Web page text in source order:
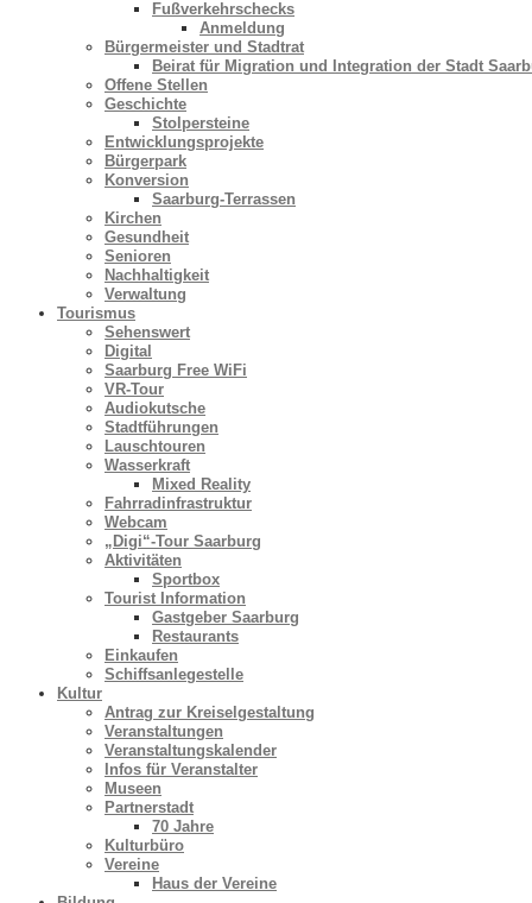
Fußverkehrschecks
Anmeldung
Bürgermeister und Stadtrat
Beirat für Migration und Integration der Stadt
Offene Stellen
Geschichte
Stolpersteine
Entwicklungsprojekte
Bürgerpark
Konversion
Saarburg-Terrassen
Kirchen
Gesundheit
Senioren
Nachhaltigkeit
Verwaltung
Tourismus
Sehenswert
Digital
Saarburg Free WiFi
VR-Tour
Audiokutsche
Stadtführungen
Lauschtouren
Wasserkraft
Mixed Reality
Fahrradinfrastruktur
Webcam
„Digi“-Tour Saarburg
Aktivitäten
Sportbox
Tourist Information
Gastgeber Saarburg
Restaurants
Einkaufen
Schiffsanlegestelle
Kultur
Antrag zur Kreiselgestaltung
Veranstaltungen
Veranstaltungskalender
Infos für Veranstalter
Museen
Partnerstadt
70 Jahre
Kulturbüro
Vereine
Haus der Vereine